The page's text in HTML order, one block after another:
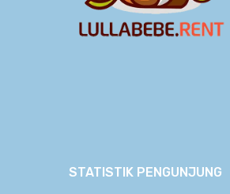
STATISTIK PENGUNJUNG